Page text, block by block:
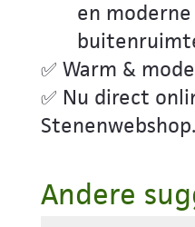
en
✅ Warm &
✅ Nu direct
Andere